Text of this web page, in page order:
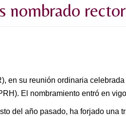
en su reunión ordinaria
El nombramiento entró en
del año pasado, ha forjado